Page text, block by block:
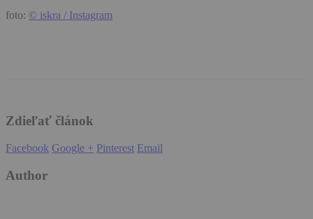
foto: © iskra / Instagram
Zdieľať článok
Facebook Google + Pinterest Email
Author